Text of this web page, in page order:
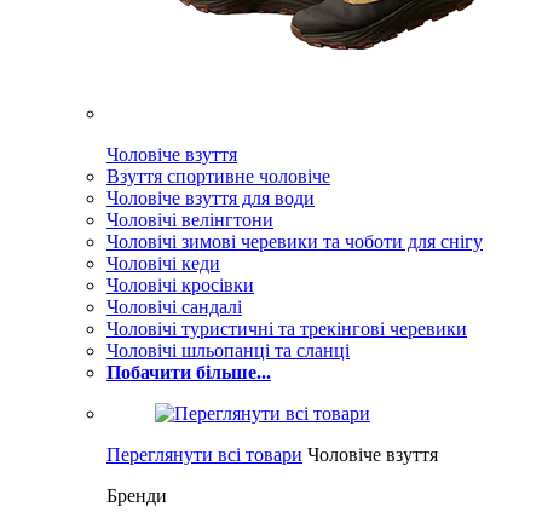
Чоловіче взуття
Взуття спортивне чоловіче
Чоловіче взуття для води
Чоловічі велінгтони
Чоловічі зимові черевики та чоботи для снігу
Чоловічі кеди
Чоловічі кросівки
Чоловічі сандалі
Чоловічі туристичні та трекінгові черевики
Чоловічі шльопанці та сланці
Побачити більше...
Переглянути всі товари Чоловіче взуття
Бренди